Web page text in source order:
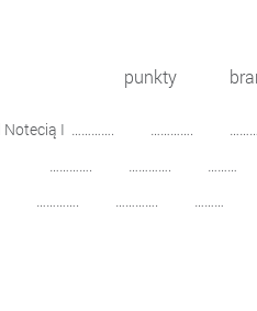
punkty
nad Notecią I …………. …………. ………
II …………. …………. ………
…………. ………